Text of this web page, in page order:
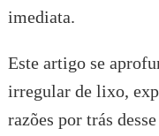
imediata.
Este artigo se
irregular de lixo,
razões por trás